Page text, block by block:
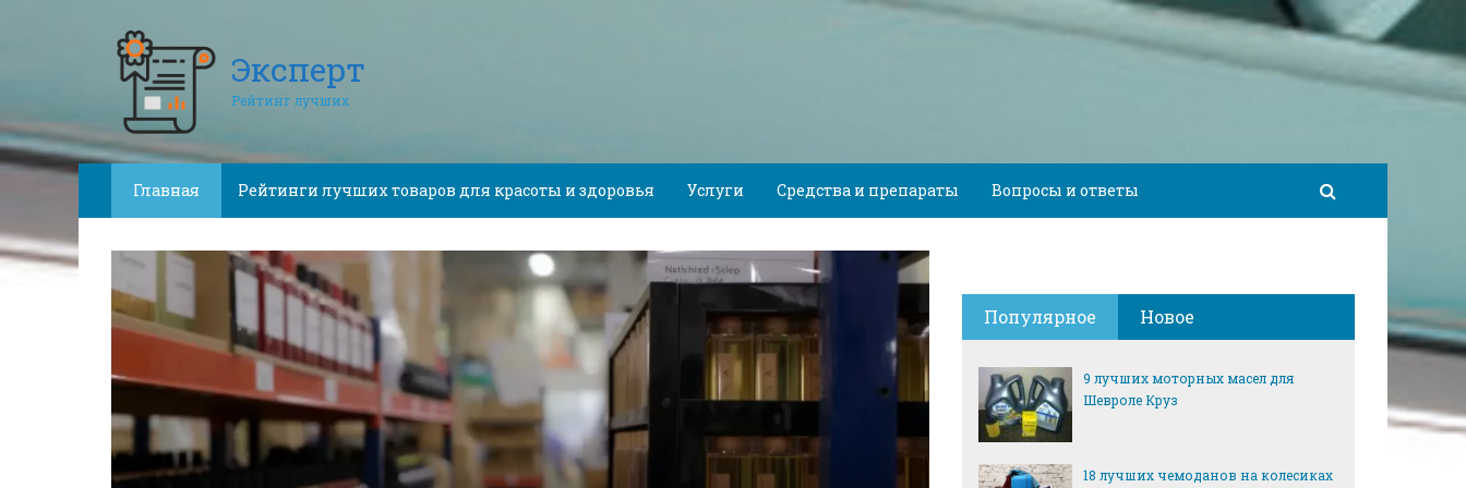
Эксперт
Рейтинг лучших
Главная Рейтинги лучших товаров для красоты и здоровья Услуги Средства и препараты Вопросы и ответы
Популярное Новое
9 лучших моторных масел для
Шевроле Круз
18 лучших чемоданов на колесиках